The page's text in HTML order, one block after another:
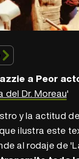
a Peor
del Dr. Moreau'
y la actitud de
ilustra este
al rodaje de